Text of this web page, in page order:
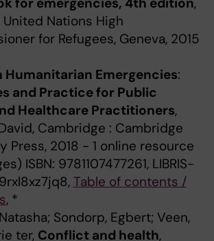
United Nations High
for Refugees, Geneva, 2015
Humanitarian Emergencies:
and Practice for Public
Healthcare Practitioners,
Cambridge : Cambridge
Press, 2018 - 1 online resource
ISBN: 9781107477261, LIBRIS-
Table of contents /
, *
Sondorp, Egbert; Veen,
ter, Conflict and health,